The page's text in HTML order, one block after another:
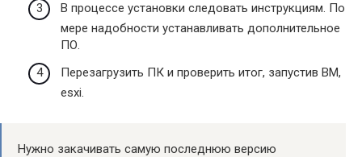
В процессе установки следовать инструкциям. По
мере надобности устанавливать дополнительное
ПО.
Перезагрузить ПК и проверить итог, запустив ВМ,
esxi.
Нужно закачивать самую последнюю версию